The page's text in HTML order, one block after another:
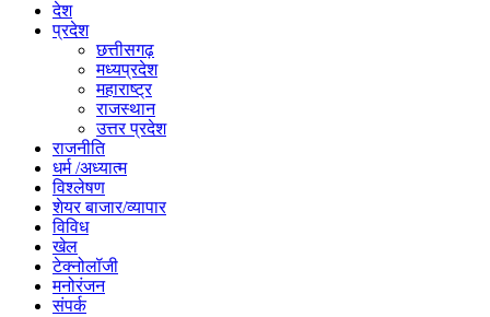
देश
प्रदेश
छत्तीसगढ़
मध्यप्रदेश
महाराष्ट्र
राजस्थान
उत्तर प्रदेश
राजनीति
धर्म /अध्यात्म
विश्लेषण
शेयर बाजार/व्यापार
विविध
खेल
टेक्नोलॉजी
मनोरंजन
संपर्क